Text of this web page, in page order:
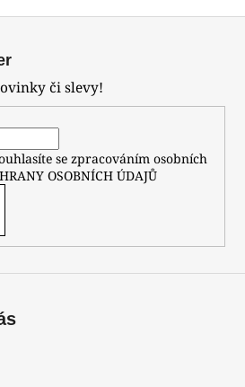
či slevy!
se zpracováním osobních
OSOBNÍCH ÚDAJŮ